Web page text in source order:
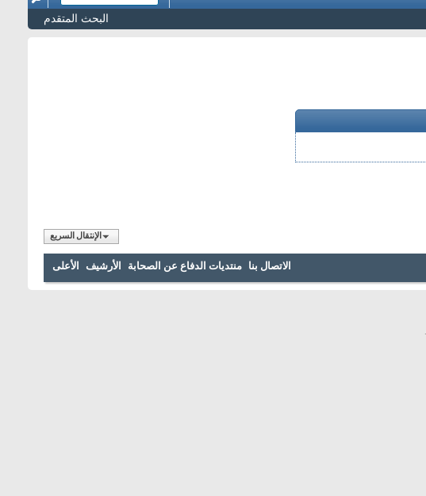
البحث المتقدم
الإنتقال السريع
الاتصال بنا منتديات الدفاع عن الصحابة الأرشيف الأعلى